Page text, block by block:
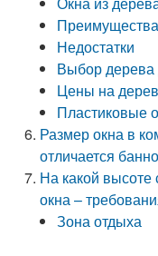
Преимущества
Недостатки
Выбор дерева
Цены на
Пластиковые
Размер окна в
отличается
На какой высоте
окна –
Зона отдыха